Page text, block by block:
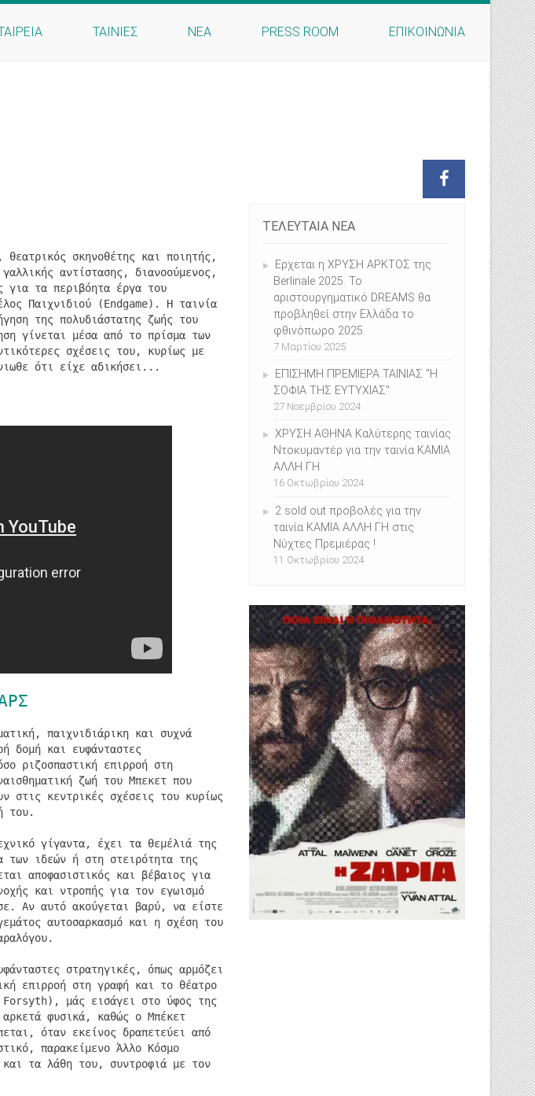
ΤΑΙΝΙΕΣ ΝΕΑ PRESS ROOM ΕΠΙΚΟΙΝΩΝΙΑ
θεατρικός σκηνοθέτης και ποιητής,
αντίστασης, διανοούμενος,
για τα περιβόητα έργα του
Παιχνιδιού (Endgame). Η ταινία
της πολυδιάστατης ζωής του
γίνεται μέσα από το πρίσμα των
σχέσεις του, κυρίως με
ότι είχε αδικήσει...
παιχνιδιάρικη και συχνά
δομή και ευφάνταστες
ριζοσπαστική επιρροή στη
ζωή του Μπεκετ που
στις κεντρικές σχέσεις του κυρίως
του.
γίγαντα, έχει τα θεμέλιά της
των ιδεών ή στη στειρότητα της
αποφασιστικός και βέβαιος για
και ντροπής για τον εγωισμό
Αν αυτό ακούγεται βαρύ, να είστε
αυτοσαρκασμό και η σχέση του
στρατηγικές, όπως αρμόζει
επιρροή στη γραφή και το θέατρο
μάς εισάγει στο ύφος της
φυσικά, καθώς ο Μπέκετ
όταν εκείνος δραπετεύει από
παρακείμενο Άλλο Κόσμο
τα λάθη του, συντροφιά με τον
ΤΕΛΕΥΤΑΙΑ ΝΕΑ
Ερχεται η ΧΡΥΣΗ ΑΡΚΤΟΣ της
Berlinale 2025. Το
αριστουργηματικό DREAMS θα
προβληθεί στην Ελλάδα το
φθινόπωρο 2025.
7 Μαρτίου 2025
ΕΠΙΣHMH ΠΡΕΜΙΕΡΑ ΤΑΙΝΙΑΣ "Η
ΣΟΦΙΑ ΤΗΣ ΕΥΤΥΧΙΑΣ"
27 Νοεμβρίου 2024
ΧΡΥΣΗ ΑΘΗΝΑ Καλύτερης ταινίας
Ντοκυμαντέρ για την ταινία ΚΑΜΙΑ
ΑΛΛΗ ΓΗ
16 Οκτωβρίου 2024
2 sold out προβολές για την
ταινία ΚΑΜΙΑ ΑΛΛΗ ΓΗ στις
Νύχτες Πρεμιέρας !
11 Οκτωβρίου 2024